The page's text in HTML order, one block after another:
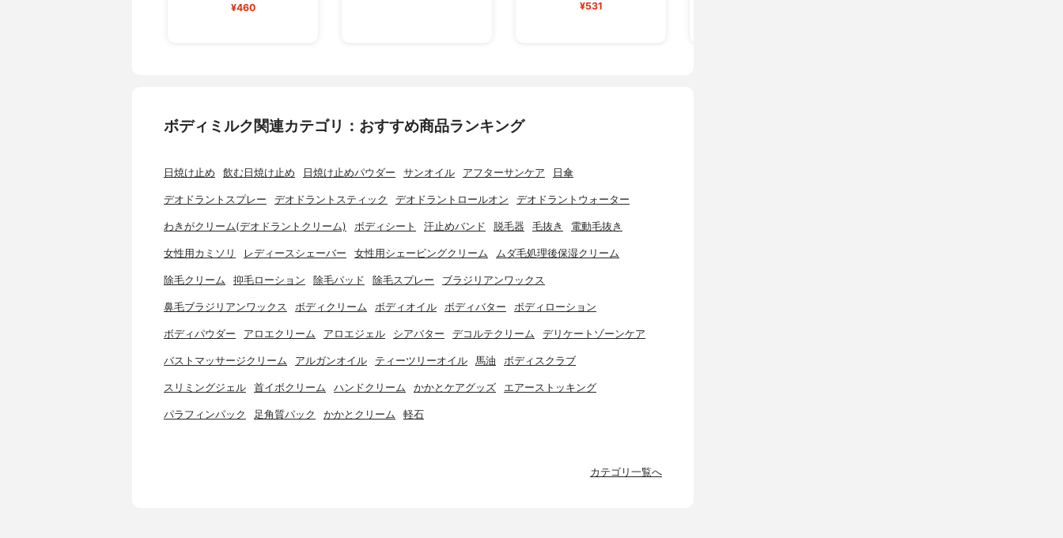
¥460 ¥531
ボディミルク関連カテゴリ：おすすめ商品ランキング
日焼け止め 飲む日焼け止め 日焼け止めパウダー サンオイル アフターサンケア 日傘
デオドラントスプレー デオドラントスティック デオドラントロールオン デオドラントウォーター
わきがクリーム(デオドラントクリーム) ボディシート 汗止めバンド 脱毛器 毛抜き 電動毛抜き
女性用カミソリ レディースシェーバー 女性用シェービングクリーム ムダ毛処理後保湿クリーム
除毛クリーム 抑毛ローション 除毛パッド 除毛スプレー ブラジリアンワックス
鼻毛ブラジリアンワックス ボディクリーム ボディオイル ボディバター ボディローション
ボディパウダー アロエクリーム アロエジェル シアバター デコルテクリーム デリケートゾーンケア
バストマッサージクリーム アルガンオイル ティーツリーオイル 馬油 ボディスクラブ
スリミングジェル 首イボクリーム ハンドクリーム かかとケアグッズ エアーストッキング
パラフィンパック 足角質パック かかとクリーム 軽石
カテゴリ一覧へ